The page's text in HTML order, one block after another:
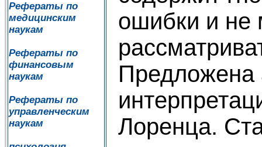
Рефераты по
медицинским
наукам
Рефераты по
финансовым
наукам
Рефераты по
управленческим
наукам
ошибки и не
Предложена
Лоренца.